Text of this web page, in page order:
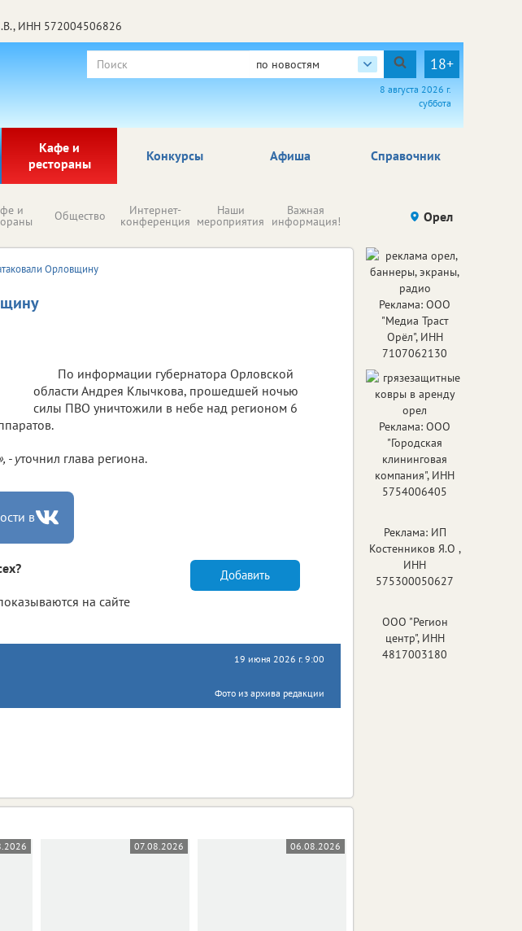
ИНН 572004506826
по новостям 18+
8 августа 2026 г.
суббота
Кафе и
рестораны
Афиша Справочник
Конкурсы
и Общество Интернет-
конференция
Наши
мероприятия
Важная
информация! Происшествия Здоровье
Орел
Орловщину
По информации губернатора Орловской
области Андрея Клычкова, прошедшей ночью
силы ПВО уничтожили в небе над регионом 6
- уточнил глава региона.
в
на сайте
Добавить
19 июня 2026 г. 9:00
Фото из архива редакции
07.08.2026 06.08.2026
Реклама: ООО
"Медиа Траст
Орёл", ИНН
7107062130
Реклама: ООО
"Городская
клининговая
компания", ИНН
5754006405
Реклама: ИП
Костенников Я.О ,
ИНН
575300050627
ООО "Регион
центр", ИНН
4817003180